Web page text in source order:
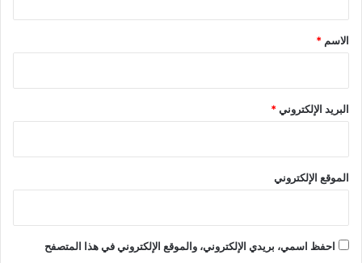
*
الاسم *
البريد الإلكتروني*
الموقع الإلكتروني
احفظ اسمي، بريدي الإلكتروني، والموقع الإلكتروني في هذا المتصفح